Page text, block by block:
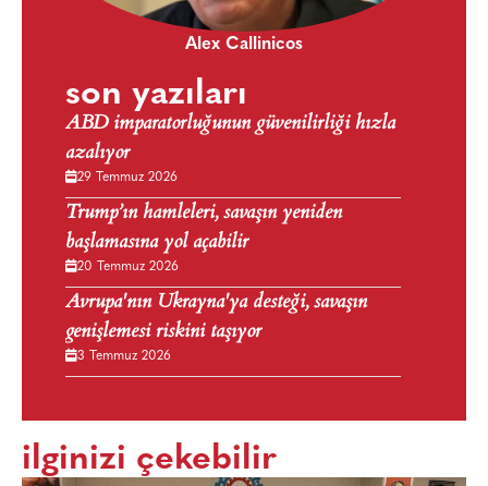
Alex Callinicos
son yazıları
ABD imparatorluğunun güvenilirliği hızla
azalıyor
29 Temmuz 2026
Trump’ın hamleleri, savaşın yeniden
başlamasına yol açabilir
20 Temmuz 2026
Avrupa'nın Ukrayna'ya desteği, savaşın
genişlemesi riskini taşıyor
3 Temmuz 2026
ilginizi çekebilir